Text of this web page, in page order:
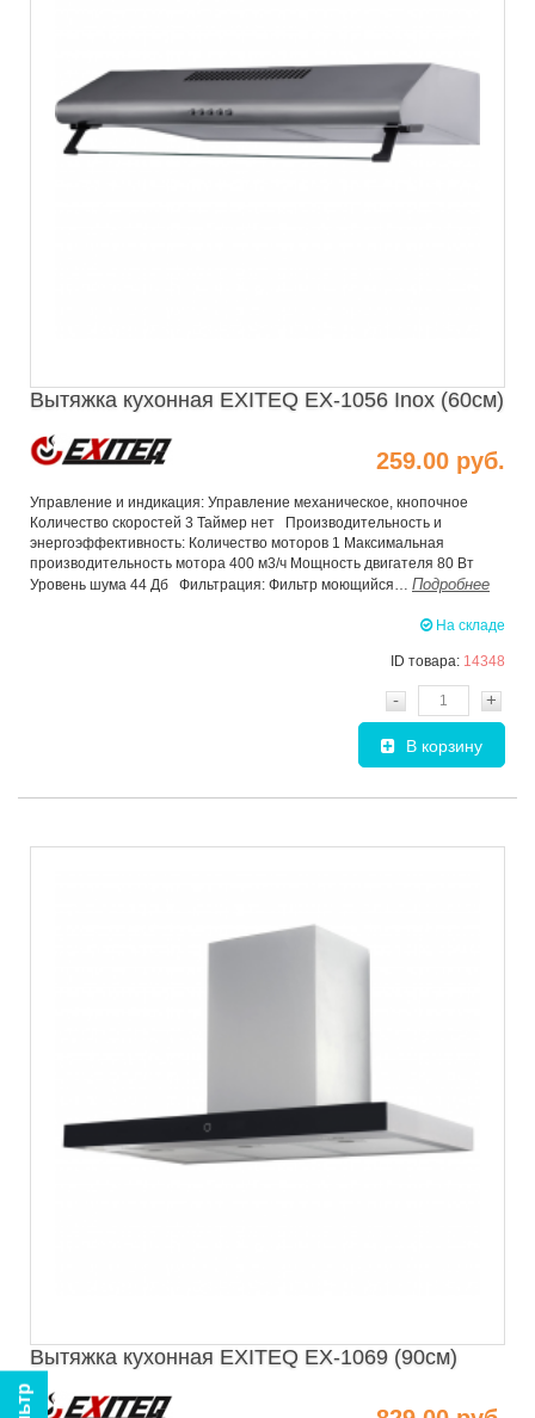
Вытяжка кухонная EXITEQ EX-1056 Inox (60см)
259.00 руб.
Управление и индикация: Управление механическое, кнопочное
Количество скоростей 3 Таймер нет Производительность и
энергоэффективность: Количество моторов 1 Максимальная
производительность мотора 400 м3/ч Мощность двигателя 80 Вт
Уровень шума 44 Дб Фильтрация: Фильтр моющийся… Подробнее
На складе
ID товара: 14348
- +
В корзину
Вытяжка кухонная EXITEQ EX-1069 (90см)